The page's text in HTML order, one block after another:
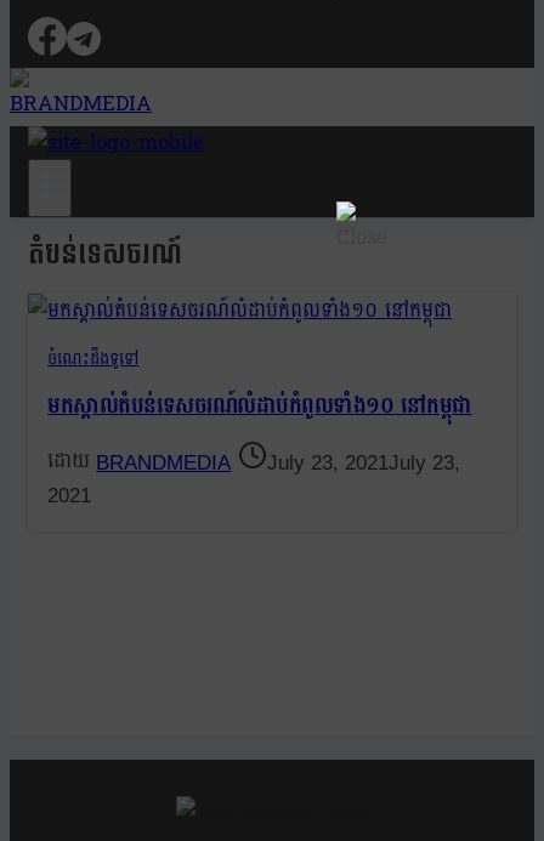
តំបន់ទេសចរណ៍
ចំណេះដឹងទូទៅ
មកស្គាល់តំបន់ទេសចរណ៍លំដាប់កំពូលទាំង១០ នៅកម្ពុជា
BRANDMEDIA July 23, 2021July 23,
2021